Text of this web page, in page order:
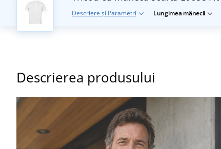
Descriere și Parametri Lungimea mânecii
Descrierea produsului